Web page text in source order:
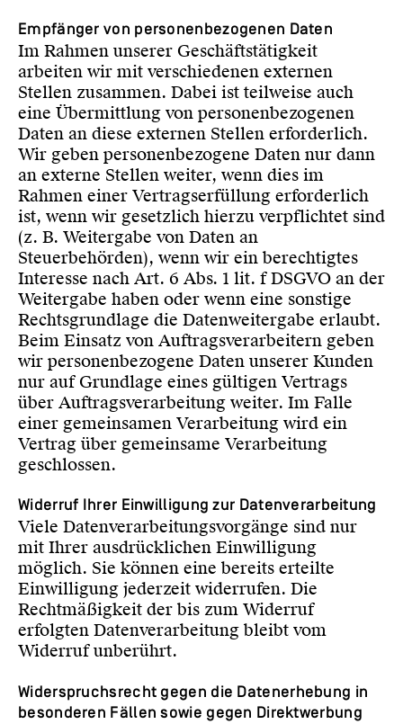
Empfänger von personenbezogenen Daten
Im Rahmen unserer Geschäftstätigkeit
arbeiten wir mit verschiedenen externen
Stellen zusammen. Dabei ist teilweise auch
eine Übermittlung von personenbezogenen
Daten an diese externen Stellen erforderlich.
Wir geben personenbezogene Daten nur dann
an externe Stellen weiter, wenn dies im
Rahmen einer Vertragserfüllung erforderlich
ist, wenn wir gesetzlich hierzu verpflichtet sind
(z. B. Weitergabe von Daten an
Steuerbehörden), wenn wir ein berechtigtes
Interesse nach Art. 6 Abs. 1 lit. f DSGVO an der
Weitergabe haben oder wenn eine sonstige
Rechtsgrundlage die Datenweitergabe erlaubt.
Beim Einsatz von Auftragsverarbeitern geben
wir personenbezogene Daten unserer Kunden
nur auf Grundlage eines gültigen Vertrags
über Auftragsverarbeitung weiter. Im Falle
einer gemeinsamen Verarbeitung wird ein
Vertrag über gemeinsame Verarbeitung
geschlossen.
Widerruf Ihrer Einwilligung zur Datenverarbeitung
Viele Datenverarbeitungsvorgänge sind nur
mit Ihrer ausdrücklichen Einwilligung
möglich. Sie können eine bereits erteilte
Einwilligung jederzeit widerrufen. Die
Rechtmäßigkeit der bis zum Widerruf
erfolgten Datenverarbeitung bleibt vom
Widerruf unberührt.
Widerspruchsrecht gegen die Datenerhebung in
besonderen Fällen sowie gegen Direktwerbung